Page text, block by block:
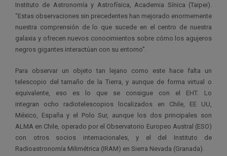
Instituto de Astronomía y Astrofísica, Academia Sínica (Taipei).
“Estas observaciones sin precedentes han mejorado enormemente
nuestra comprensión de lo que sucede en el centro de nuestra
galaxia y ofrecen nuevos conocimientos sobre cómo los agujeros
negros gigantes interactúan con su entorno”.
Para observar un objeto tan lejano como este hace falta un
telescopio del tamaño de la Tierra, y aunque de forma virtual o
equivalente, eso es lo que se consigue con el EHT. Lo
integran ocho radiotelescopios localizados en Chile, EE UU,
México, España y el Polo Sur, aunque los dos principales son
ALMA en Chile, operado por el Observatorio Europeo Austral (ESO)
con otros socios internacionales, y el del Instituto de
Radioastronomía Milimétrica (IRAM) en Sierra Nevada (Granada).